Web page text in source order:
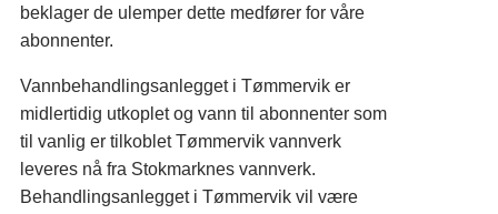
beklager de ulemper dette medfører for våre
abonnenter.
Vannbehandlingsanlegget i Tømmervik er
midlertidig utkoplet og vann til abonnenter som
til vanlig er tilkoblet Tømmervik vannverk
leveres nå fra Stokmarknes vannverk.
Behandlingsanlegget i Tømmervik vil være